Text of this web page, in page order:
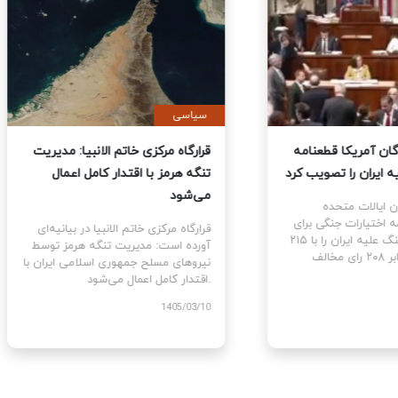
آمریکا قطعنامه
جنگ علیه ایران را تصویب کرد
ایالات متحده
قطعنامه اختیارات جنگی برای
رای موافق در برابر ۲۰۸ رای مخالف
سیاسی
قرارگاه مرکزی خاتم الانبیا:
تنگه هرمز با اقتدار کامل اعمال
قرارگاه مرکزی خاتم الانبیا در
آورده است: مدیریت تنگه هرمز
نیروهای مسلح جمهوری اسلامی
اقتدار کامل اعمال می‌شود.
1405/03/10